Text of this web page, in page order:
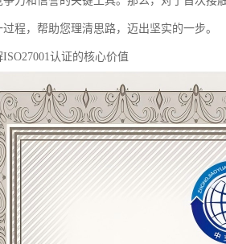
程，帮助您理清思路，迈出坚实的一步。
认证的核心价值